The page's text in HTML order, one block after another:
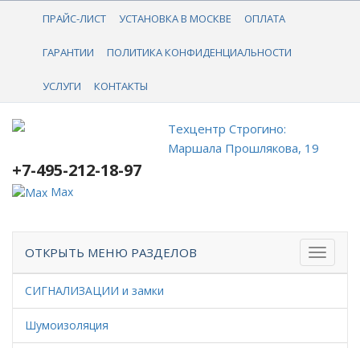
+7-495-212-18-97
ПРАЙС-ЛИСТ УСТАНОВКА В МОСКВЕ ОПЛАТА
ГАРАНТИИ ПОЛИТИКА КОНФИДЕНЦИАЛЬНОСТИ
УСЛУГИ КОНТАКТЫ
Техцентр Строгино:
Маршала Прошлякова, 19
+7-495-212-18-97
Max
ОТКРЫТЬ МЕНЮ РАЗДЕЛОВ
СИГНАЛИЗАЦИИ и замки
Шумоизоляция